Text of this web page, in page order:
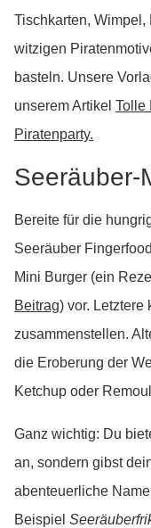
Tischkarten,
witzigen
basteln. Unsere
unserem Artikel Tolle
Piratenparty.
Seeräuber-
Bereite für die
Seeräuber
Mini Burger (ein
Beitrag) vor. Letztere
zusammenstellen.
die Eroberung der
Ketchup oder
Ganz wichtig: Du
an, sondern gibst
abenteuerliche
Beispiel